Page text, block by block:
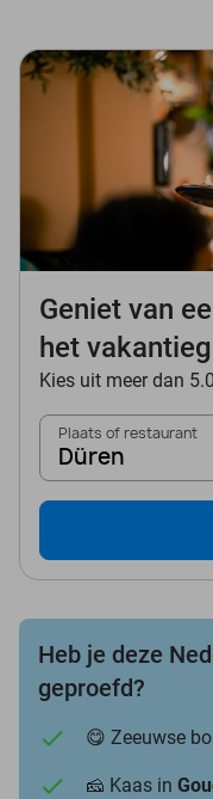
Geniet van
het
Kies uit meer dan
Plaats of restaurant
Düren
Heb je deze
geproefd?
😋 Zeeuwse
🧀 Kaas in